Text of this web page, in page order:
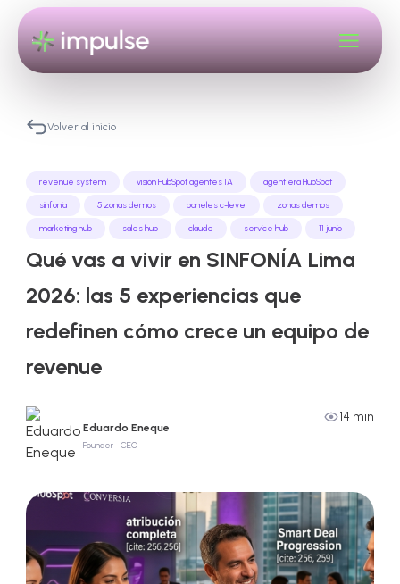
Volver al inicio
revenue system visión HubSpot agentes IA
agent era HubSpot
sinfonía
5 zonas demos paneles c-level
zonas demos
marketing hub
sales hub claude service hub 11 junio
Qué vas a vivir en SINFONÍA Lima
2026: las 5 experiencias que
redefinen cómo crece un equipo de
revenue
Eduardo Eneque
Founder - CEO
14 min